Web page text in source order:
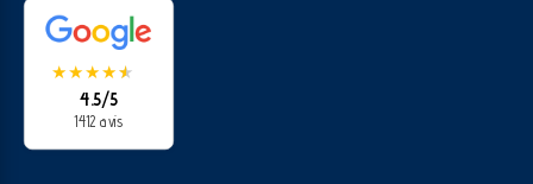
★★★★★
★
4.5/5
1412 avis